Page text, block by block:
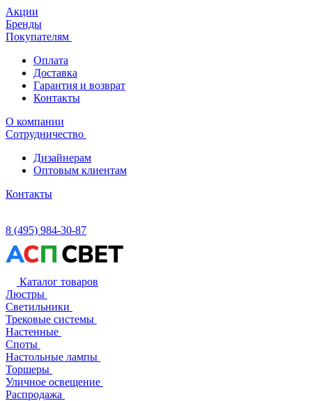
Акции
Бренды
Покупателям
Оплата
Доставка
Гарантия и возврат
Контакты
О компании
Сотрудничество
Дизайнерам
Оптовым клиентам
Контакты
8 (495) 984-30-87
Каталог товаров
Люстры
Светильники
Трековые системы
Настенные
Споты
Настольные лампы
Торшеры
Уличное освещение
Распродажа